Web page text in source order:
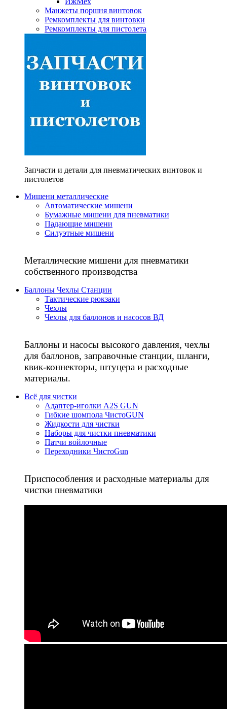
Манжеты поршня винтовок
Ремкомплекты для винтовки
Ремкомплекты для пистолета
Запчасти и детали для пневматических винтовок и
пистолетов
Мишени металлические
Автоматические мишени
Бумажные мишени для пневматики
Падающие мишени
Силуэтные мишени
Металлические мишени для пневматики
собственного производства
Баллоны Чехлы Станции
Тактические рюкзаки
Чехлы
Чехлы для баллонов и насосов ВД
Баллоны и насосы высокого давления, чехлы
для баллонов, заправочные станции, шланги,
квик-коннекторы, штуцера и расходные
материалы.
Всё для чистки
Адаптер-иголки A2S GUN
Гибкие шомпола ЧистоGUN
Жидкости для чистки
Наборы для чистки пневматики
Патчи войлочные
Переходники ЧистоGun
Приспособления и расходные материалы для
чистки пневматики